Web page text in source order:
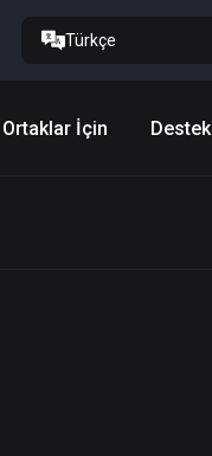
Türkçe
Ortaklar İçin Destek